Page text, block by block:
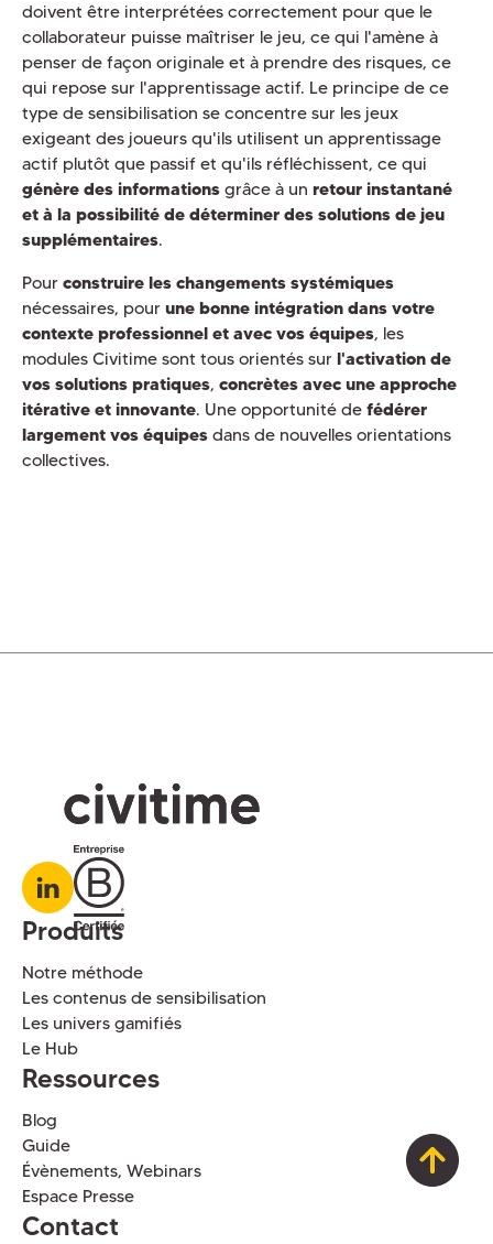
doivent être interprétées correctement pour que le
collaborateur puisse maîtriser le jeu, ce qui l'amène à
penser de façon originale et à prendre des risques, ce
qui repose sur l'apprentissage actif. Le principe de ce
type de sensibilisation se concentre sur les jeux
exigeant des joueurs qu'ils utilisent un apprentissage
actif plutôt que passif et qu'ils réfléchissent, ce qui
génère des informationsgrâce à un retour instantané
et à la possibilité de déterminer des solutions de jeu
supplémentaires.
Pour construire les changements systémiques
nécessaires, pour une bonne intégration dans votre
contexte professionnel et avec vos équipes, les
modules Civitime sont tous orientés sur l'activation de
vos solutions pratiques, concrètes avec une approche
itérative et innovante. Une opportunité de fédérer
largement vos équipes dans de nouvelles orientations
collectives.
Produits
Notre méthode
Les contenus de sensibilisation
Les univers gamifiés
Le Hub
Ressources
Blog
Guide
Évènements, Webinars
Espace Presse
Contact